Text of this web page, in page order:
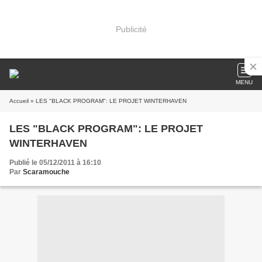
Publicité
MENU
Accueil » LES "BLACK PROGRAM": LE PROJET WINTERHAVEN
LES "BLACK PROGRAM": LE PROJET
WINTERHAVEN
Publié le 05/12/2011 à 16:10
Par Scaramouche